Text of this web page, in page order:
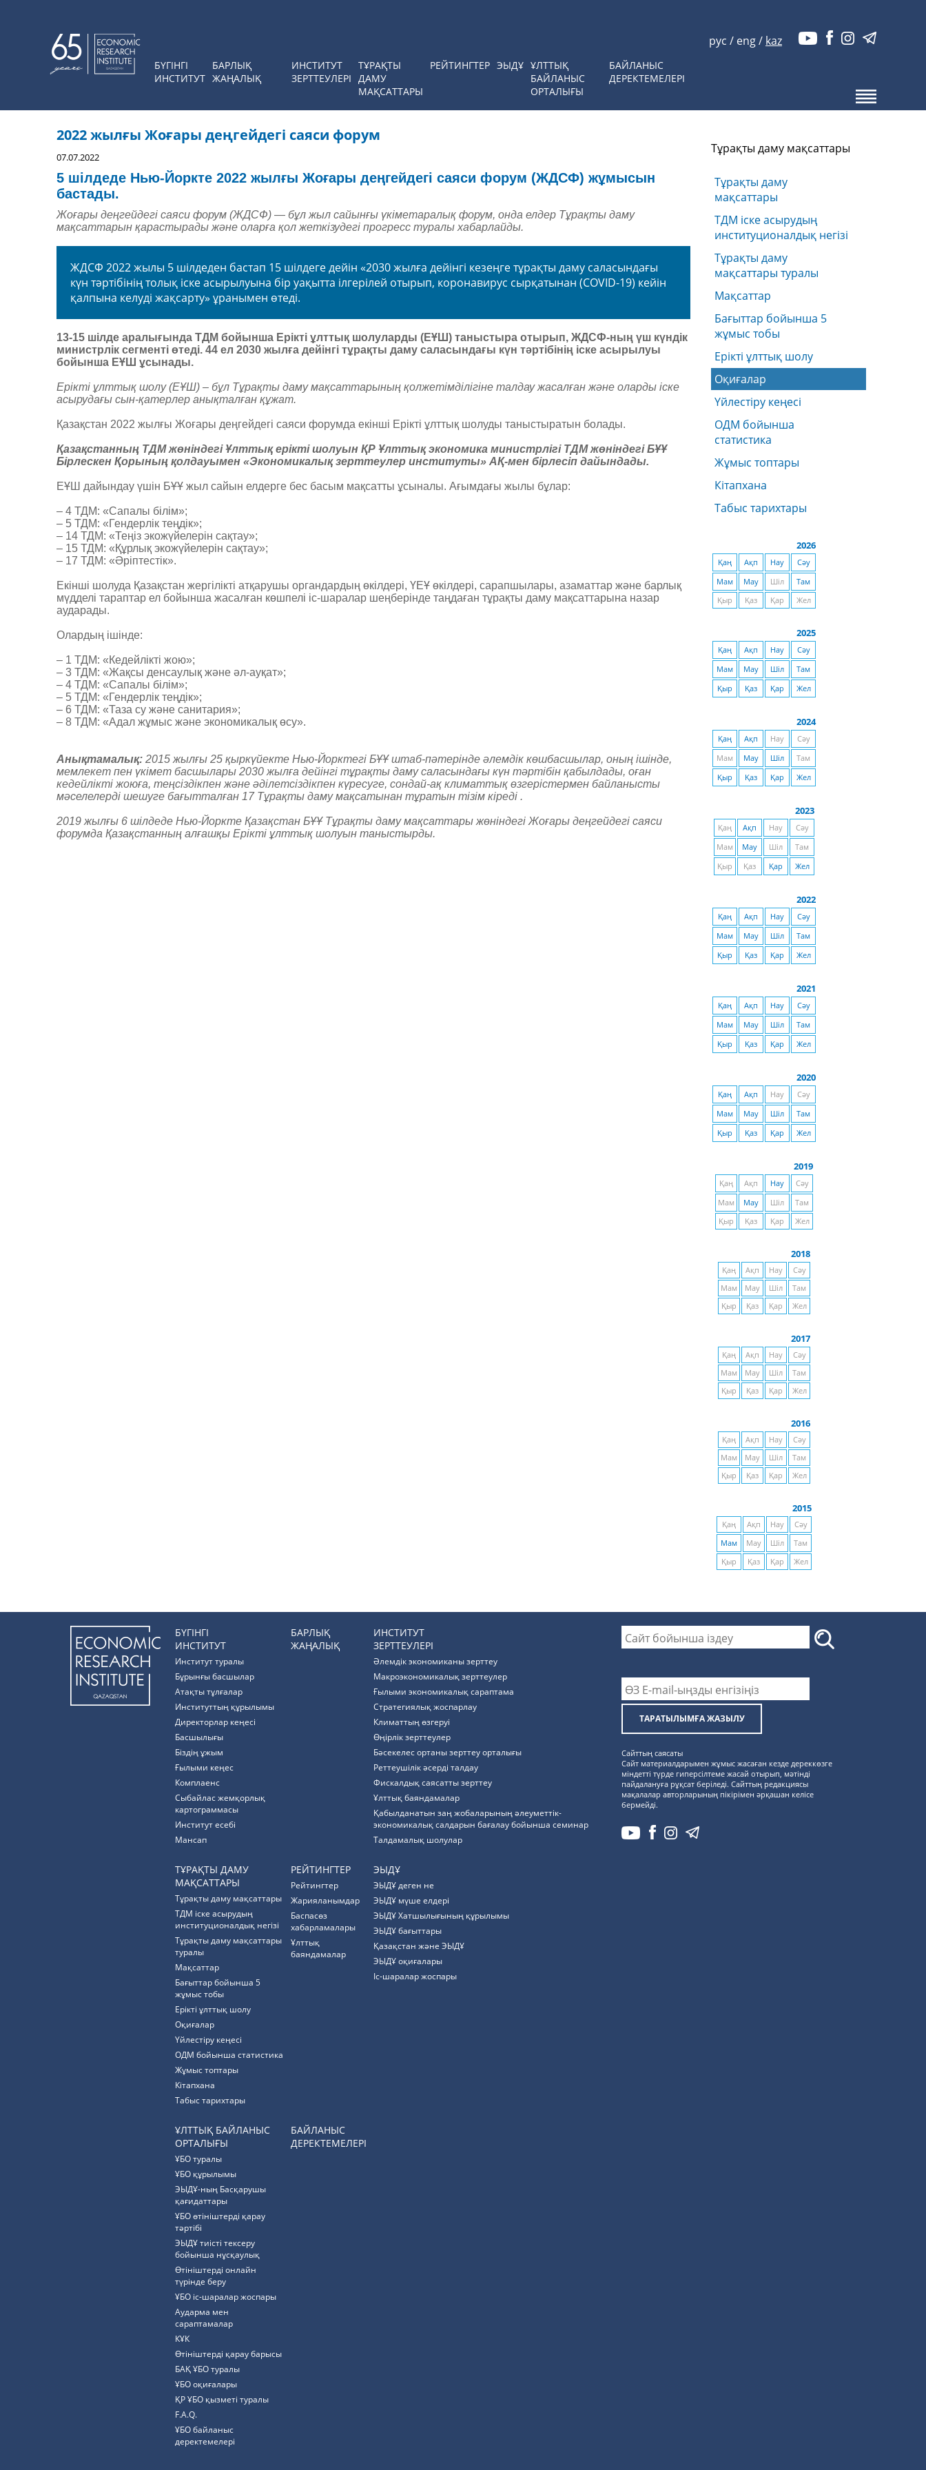
БҮГІНГІ
ИНСТИТУТ
БАРЛЫҚ
ЖАҢАЛЫҚ
ИНСТИТУТ
ЗЕРТТЕУЛЕРІ
ТҰРАҚТЫ
ДАМУ
МАҚСАТТАРЫ
РЕЙТИНГТЕР ЭЫДҰ ҰЛТТЫҚ
БАЙЛАНЫС
ОРТАЛЫҒЫ
БАЙЛАНЫС
ДЕРЕКТЕМЕЛЕРІ
рус / eng/ kaz
2022 жылғы Жоғары деңгейдегі саяси форум
07.07.2022
5 шілдеде Нью-Йоркте 2022 жылғы Жоғары деңгейдегі саяси форум (ЖДСФ) жұмысын
бастады.
Жоғары деңгейдегі саяси форум (ЖДСФ) — бұл жыл сайынғы үкіметаралық форум, онда елдер Тұрақты даму
мақсаттарын қарастырады және оларға қол жеткізудегі прогресс туралы хабарлайды.
ЖДСФ 2022 жылы 5 шілдеден бастап 15 шілдеге дейін «2030 жылға дейінгі кезеңге тұрақты даму саласындағы
күн тәртібінің толық іске асырылуына бір уақытта ілгерілей отырып, коронавирус сырқатынан (COVID-19) кейін
қалпына келуді жақсарту» ұранымен өтеді.
13-15 шілде аралығында ТДМ бойынша Ерікті ұлттық шолуларды (ЕҰШ) таныстыра отырып, ЖДСФ-ның үш күндік
министрлік сегменті өтеді. 44 ел 2030 жылға дейінгі тұрақты даму саласындағы күн тәртібінің іске асырылуы
бойынша ЕҰШ ұсынады.
Ерікті ұлттық шолу(ЕҰШ) – бұл Тұрақты даму мақсаттарының қолжетімділігіне талдау жасалған және оларды іске
асырудағы сын-қатерлер анықталған құжат.
Қазақстан 2022 жылғы Жоғары деңгейдегі саяси форумда екінші Ерікті ұлттық шолуды таныстыратын болады.
Қазақстанның ТДМ жөніндегі Ұлттық ерікті шолуын ҚР Ұлттық экономика министрлігі ТДМ жөніндегі БҰҰ
Бірлескен Қорының қолдауымен «Экономикалық зерттеулер институты» АҚ-мен бірлесіп дайындады.
ЕҰШ дайындау үшін БҰҰ жыл сайын елдерге бес басым мақсатты ұсыналы. Ағымдағы жылы бұлар:
– 4 ТДМ: «Сапалы білім»;
– 5 ТДМ: «Гендерлік теңдік»;
– 14 ТДМ: «Теңіз экожүйелерін сақтау»;
– 15 ТДМ: «Құрлық экожүйелерін сақтау»;
– 17 ТДМ: «Әріптестік».
Екінші шолуда Қазақстан жергілікті атқарушы органдардың өкілдері, ҮЕҰ өкілдері, сарапшылары, азаматтар және барлық
мүдделі тараптар ел бойынша жасалған көшпелі іс-шаралар шеңберінде таңдаған тұрақты даму мақсаттарына назар
аударады.
Олардың ішінде:
– 1 ТДМ: «Кедейлікті жою»;
– 3 ТДМ: «Жақсы денсаулық және әл-ауқат»;
– 4 ТДМ: «Сапалы білім»;
– 5 ТДМ: «Гендерлік теңдік»;
– 6 ТДМ: «Таза су және санитария»;
– 8 ТДМ: «Адал жұмыс және экономикалық өсу».
Анықтамалық: 2015 жылғы 25 қыркүйекте Нью-Йорктегі БҰҰ штаб-пәтерінде әлемдік көшбасшылар, оның ішінде,
мемлекет пен үкімет басшылары 2030 жылға дейінгі тұрақты даму саласындағы күн тәртібін қабылдады, оған
кедейлікті жоюға, теңсіздікпен және әділетсіздікпен күресуге, сондай-ақ климаттық өзгерістермен байланысты
мәселелерді шешуге бағытталған 17 Тұрақты даму мақсатынан тұратын тізім кіреді .
2019 жылғы 6 шілдеде Нью-Йоркте Қазақстан БҰҰ Тұрақты даму мақсаттары жөніндегі Жоғары деңгейдегі саяси
форумда Қазақстанның алғашқы Ерікті ұлттық шолуын таныстырды.
Тұрақты даму мақсаттары
Тұрақты даму
мақсаттары
ТДМ іске асырудың
институционалдық негізі
Тұрақты даму
мақсаттары туралы
Мақсаттар
Бағыттар бойынша 5
жұмыс тобы
Ерікті ұлттық шолу
Оқиғалар
Үйлестіру кеңесі
ОДМ бойынша
статистика
Жұмыс топтары
Кітапхана
Табыс тарихтары
2026
Қаң Ақп Нау
Сәу
Мам
Мау Шіл
Там
Қыр
Қаз Қар Жел
2025
Қаң Ақп Нау
Сәу
Мам
Мау Шіл
Там
Қыр
Қаз Қар Жел
2024
Қаң Ақп Нау
Сәу
Мам
Мау Шіл
Там
Қыр
Қаз Қар Жел
2023
Қаң Ақп Нау
Сәу
Мам
Мау Шіл
Там
Қыр
Қаз Қар Жел
2022
Қаң Ақп Нау
Сәу
Мам
Мау Шіл
Там
Қыр
Қаз Қар Жел
2021
Қаң Ақп Нау
Сәу
Мам
Мау Шіл
Там
Қыр
Қаз Қар Жел
2020
Қаң Ақп Нау
Сәу
Мам
Мау Шіл
Там
Қыр
Қаз Қар Жел
2019
Қаң Ақп Нау
Сәу
Мам
Мау Шіл
Там
Қыр
Қаз Қар Жел
2018
Қаң Ақп Нау
Сәу
Мам
Мау Шіл
Там
Қыр
Қаз Қар Жел
2017
Қаң Ақп Нау
Сәу
Мам
Мау Шіл
Там
Қыр
Қаз Қар Жел
2016
Қаң Ақп Нау
Сәу
Мам
Мау Шіл
Там
Қыр
Қаз Қар Жел
2015
Қаң Ақп Нау
Сәу
Мам
Мау Шіл
Там
Қыр
Қаз Қар Жел
БҮГІНГІ
ИНСТИТУТ
Институт туралы
Бұрынғы басшылар
Атақты тұлғалар
Институттың құрылымы
Директорлар кеңесі
Басшылығы
Біздің ұжым
Ғылыми кеңес
Комплаенс
Cыбайлас жемқорлық
картограммасы
Институт есебі
Мансап
БАРЛЫҚ
ЖАҢАЛЫҚ
ИНСТИТУТ
ЗЕРТТЕУЛЕРІ
Әлемдік экономиканы зерттеу
Макроэкономикалық зерттеулер
Ғылыми экономикалық сараптама
Стратегиялық жоспарлау
Климаттың өзгеруі
Өңірлік зерттеулер
Бәсекелес ортаны зерттеу орталығы
Реттеушілік әсерді талдау
Фискалдық саясатты зерттеу
Ұлттық баяндамалар
Қабылданатын заң жобаларының әлеуметтік-
экономикалық салдарын бағалау бойынша семинар
Талдамалық шолулар
ТҰРАҚТЫ ДАМУ
МАҚСАТТАРЫ
Тұрақты даму мақсаттары
ТДМ іске асырудың
институционалдық негізі
Тұрақты даму мақсаттары
туралы
Мақсаттар
Бағыттар бойынша 5
жұмыс тобы
Ерікті ұлттық шолу
Оқиғалар
Үйлестіру кеңесі
ОДМ бойынша статистика
Жұмыс топтары
Кітапхана
Табыс тарихтары
РЕЙТИНГТЕР
Рейтингтер
Жарияланымдар
Баспасөз
хабарламалары
Ұлттық
баяндамалар
ЭЫДҰ
ЭЫДҰ деген не
ЭЫДҰ мүше елдері
ЭЫДҰ Хатшылығының құрылымы
ЭЫДҰ бағыттары
Қазақстан және ЭЫДҰ
ЭЫДҰ оқиғалары
Іс-шаралар жоспары
ҰЛТТЫҚ БАЙЛАНЫС
ОРТАЛЫҒЫ
ҰБО туралы
ҰБО құрылымы
ЭЫДҰ-ның Басқарушы
қағидаттары
ҰБО өтініштерді қарау
тәртібі
ЭЫДҰ тиісті тексеру
бойынша нұсқаулық
Өтініштерді онлайн
түрінде беру
ҰБО іс-шаралар жоспары
Аударма мен
сараптамалар
КҰК
Өтініштерді қарау барысы
БАҚ ҰБО туралы
ҰБО оқиғалары
ҚР ҰБО қызметі туралы
F.A.Q.
ҰБО байланыс
деректемелерi
БАЙЛАНЫС
ДЕРЕКТЕМЕЛЕРІ
ТАРАТЫЛЫМҒА ЖАЗЫЛУ
Сайттың саясаты
Сайт материалдарымен жұмыс жасаған кезде дереккөзге
міндетті түрде гиперсілтеме жасай отырып, мәтінді
пайдалануға рұқсат беріледі. Сайттың редакциясы
мақалалар авторларының пікірімен әрқашан келісе
бермейді.